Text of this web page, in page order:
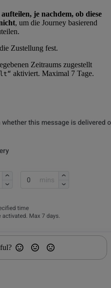
je nachdem, ob diese
, um die Journey basierend
Zustellung fest.
Zeitraums zugestellt
aktiviert. Maximal 7 Tage.